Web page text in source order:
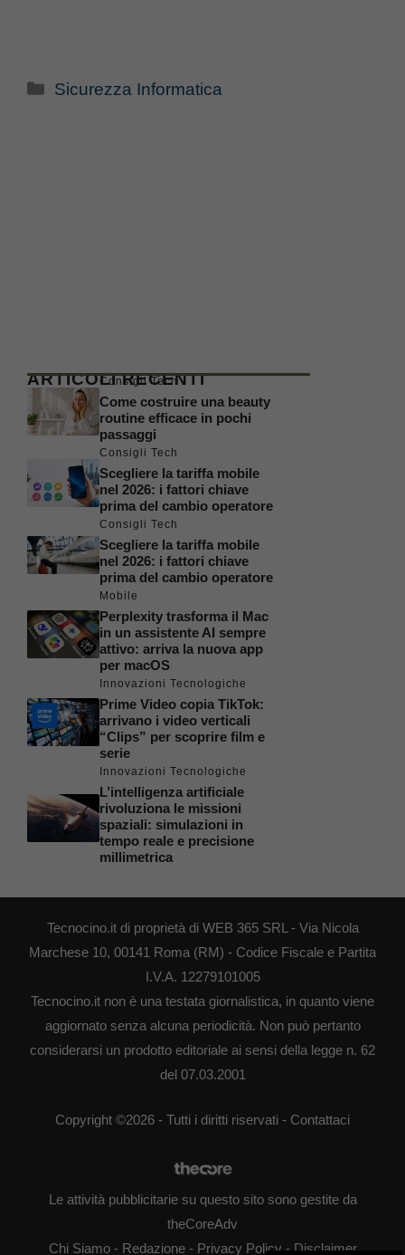
Categorie
Sicurezza Informatica
ARTICOLI RECENTI
Consigli Tech
Come costruire una beauty
routine efficace in pochi
passaggi
Consigli Tech
Scegliere la tariffa mobile
nel 2026: i fattori chiave
prima del cambio operatore
Consigli Tech
Scegliere la tariffa mobile
nel 2026: i fattori chiave
prima del cambio operatore
Mobile
Perplexity trasforma il Mac
in un assistente AI sempre
attivo: arriva la nuova app
per macOS
Innovazioni Tecnologiche
Prime Video copia TikTok:
arrivano i video verticali
“Clips” per scoprire film e
serie
Innovazioni Tecnologiche
L’intelligenza artificiale
rivoluziona le missioni
spaziali: simulazioni in
tempo reale e precisione
millimetrica
Tecnocino.it di proprietà di WEB 365 SRL - Via Nicola
Marchese 10, 00141 Roma (RM) - Codice Fiscale e Partita
I.V.A. 12279101005
Tecnocino.it non è una testata giornalistica, in quanto viene
aggiornato senza alcuna periodicità. Non può pertanto
considerarsi un prodotto editoriale ai sensi della legge n. 62
del 07.03.2001
Copyright ©2026 - Tutti i diritti riservati - Contattaci
Le attività pubblicitarie su questo sito sono gestite da
theCoreAdv
Chi Siamo- Redazione- Privacy Policy- Disclaimer